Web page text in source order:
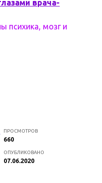
врача-
психика, мозг и
ПРОСМОТРОВ
660
ОПУБЛИКОВАНО
07.06.2020